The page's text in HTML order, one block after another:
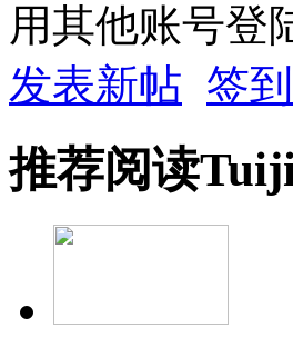
用其他账号登
发表新帖 签到
推荐阅读